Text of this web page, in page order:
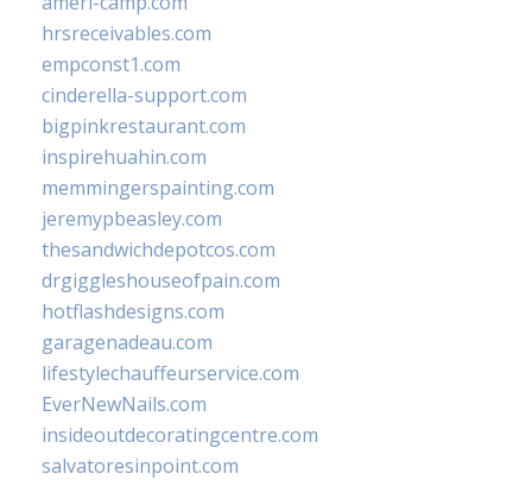
hrsreceivables.com
empconst1.com
cinderella-support.com
bigpinkrestaurant.com
inspirehuahin.com
memmingerspainting.com
jeremypbeasley.com
thesandwichdepotcos.com
drgiggleshouseofpain.com
hotflashdesigns.com
garagenadeau.com
lifestylechauffeurservice.com
EverNewNails.com
insideoutdecoratingcentre.com
salvatoresinpoint.com